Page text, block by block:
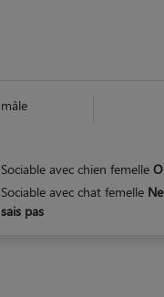
mâle
Sociable avec chien femelle
Sociable avec chat femelle Ne
sais pas